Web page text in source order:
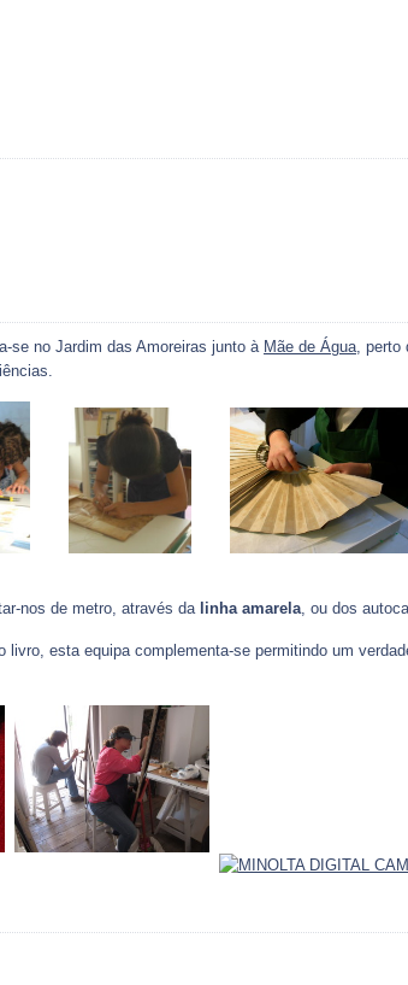
se no Jardim das Amoreiras junto à Mãe de Água, perto
nos de metro, através da linha amarela, ou dos
esta equipa complementa-se permitindo um